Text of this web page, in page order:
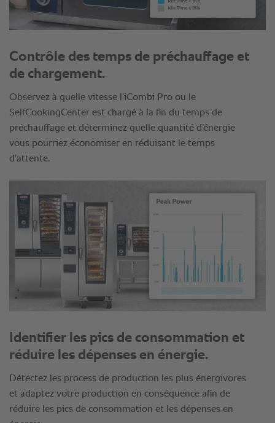
Contrôle des temps de préchauffage et
de chargement.
Observez à quelle vitesse l’iCombi Pro ou le
SelfCookingCenter est chargé à la fin du temps de
préchauffage et déterminez quelle quantité d’énergie
vous pourriez économiser en réduisant le temps
d’attente.
Identifier les pics de consommation et
réduire les dépenses en énergie.
Détectez les process de production les plus énergivores
et adaptez votre production en conséquence afin de
réduire les pics de consommation et les dépenses en